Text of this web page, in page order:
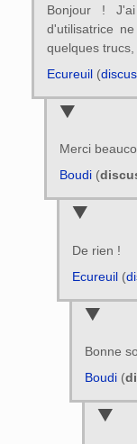
Bonjour !
d'utilisatrice
quelques
Ecureuil(
Merci
Boudi(
De rien !
Ecureuil(
Bonne
Boudi(